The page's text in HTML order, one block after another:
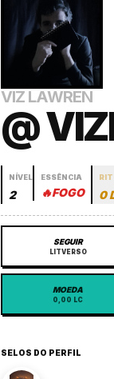
VIZ LAWREN
@
NÍVEL
2
ESSÊNCIA
🔥FOGO 0
SEGUIR
LITVERSO
MOEDA
0,00 LC
SELOS DO PERFIL